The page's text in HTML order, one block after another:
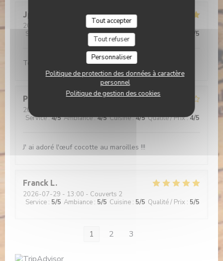
Tout accepter
Tout refuser
Personnaliser
Politique de protection des données à caractère
personnel
Politique de gestion des cookies
Jp
2026-07-30
- 12:30 - Couverts 2
Service
Ambiance:5/5 Cuisine: /5
Tout est bon
Philippe
2026-07-29
Service:4/5 Ambiance:4/5 Cuisine:4/5 Qualité / Prix:4/5
J' ai adoré l'œuf cocotte au maroilles !!!
Franck L
2026-07-29 - 13:00 - Couverts 2
Service : 5/5 Ambiance : 5/5 Cuisine : 5/5 Qualité / Prix : 5/5
1 2 3